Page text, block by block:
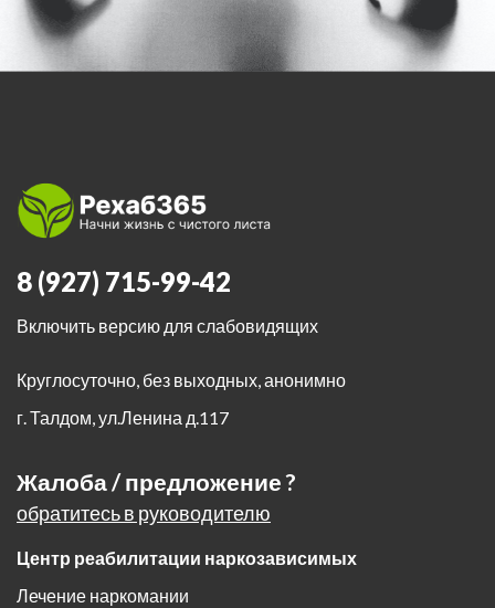
8 (927) 715-99-42
Включить версию для слабовидящих
Круглосуточно, без выходных, анонимно
г. Талдом,ул.Ленина д.117
Жалоба / предложение ?
обратитесь в руководителю
Центр реабилитации наркозависимых
Лечение наркомании